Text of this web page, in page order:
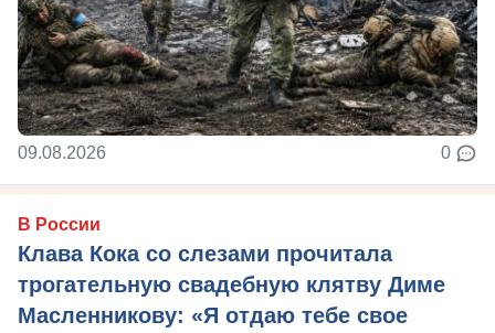
09.08.2026 0
В России
Клава Кока со слезами прочитала
трогательную свадебную клятву Диме
Масленникову: «Я отдаю тебе свое